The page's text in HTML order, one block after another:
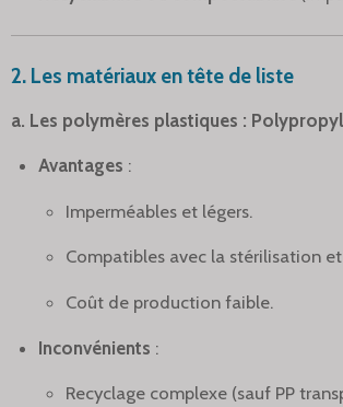
2. Les matériaux en tête de liste
a. Les polymères plastiques :
Avantages :
Imperméables et légers.
Compatibles avec la stérilisation
Coût de production faible.
Inconvénients :
Recyclage complexe (sauf PP